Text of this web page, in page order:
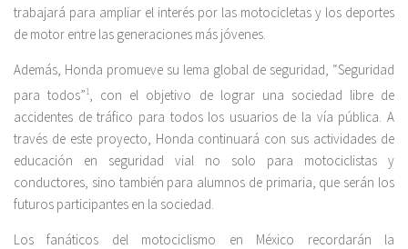
trabajará para ampliar el interés por las motocicletas y los deportes
de motor entre las generaciones más jóvenes.
Además, Honda promueve su lema global de seguridad, “Seguridad
para todos”1, con el objetivo de lograr una sociedad libre de
accidentes de tráfico para todos los usuarios de la vía pública. A
través de este proyecto, Honda continuará con sus actividades de
educación en seguridad vial no solo para motociclistas y
conductores, sino también para alumnos de primaria, que serán los
futuros participantes en la sociedad.
Los fanáticos del motociclismo en México recordarán la